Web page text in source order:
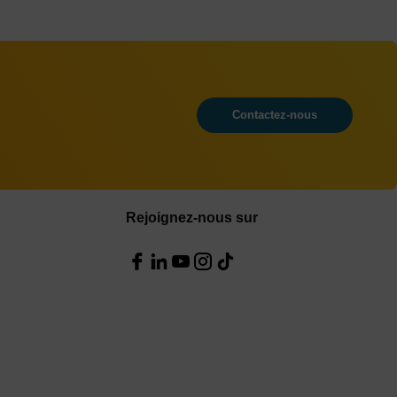
Contactez-nous
Rejoignez-nous sur